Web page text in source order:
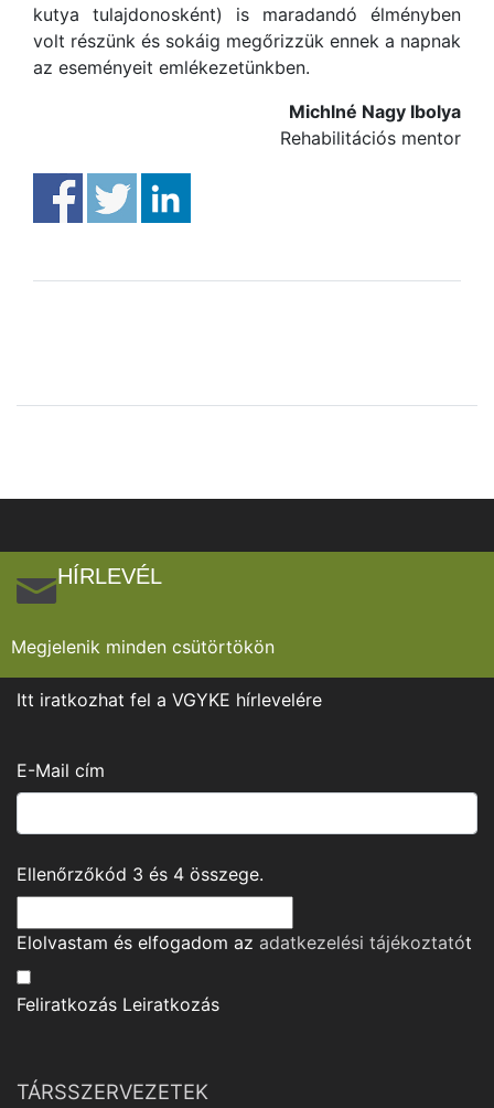
kutya tulajdonosként) is maradandó élményben
volt részünk és sokáig megőrizzük ennek a napnak
az eseményeit emlékezetünkben.
Michlné Nagy Ibolya
Rehabilitációs mentor
HÍRLEVÉL
Megjelenik minden csütörtökön
Itt iratkozhat fel a VGYKE hírlevelére
E-Mail cím
Ellenőrzőkód 3 és 4 összege.
Elolvastam és elfogadom az adatkezelési tájékoztatót
Feliratkozás Leiratkozás
TÁRSSZERVEZETEK